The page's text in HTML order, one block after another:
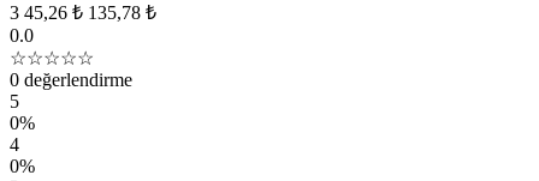
3 45,26 ₺ 135,78 ₺
0.0
☆☆☆☆☆
0 değerlendirme
5
0%
4
0%